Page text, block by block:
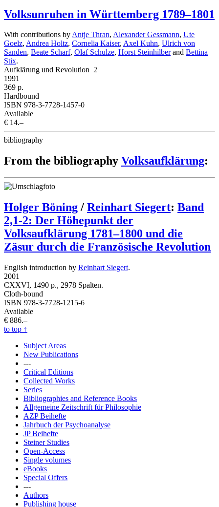
Volksunruhen in Württemberg 1789–1801
With contributions byAntje Thran, Alexander Gessmann, Ute
Goelz, Andrea Holtz, Cornelia Kaiser, Axel Kuhn, Ulrich von
Sanden, Beate Scharf, Olaf Schulze, Horst Steinhilberand Bettina
Stix.
Aufklärung und Revolution 2
1991
369 p.
Hardbound
ISBN 978-3-7728-1457-0
Available
€ 14.–
bibliography
From the bibliography Volksaufklärung:
Holger Böning / Reinhart Siegert: Band
2,1-2: Der Höhepunkt der
Volksaufklärung 1781–1800 und die
Zäsur durch die Französische Revolution
English introduction by Reinhart Siegert.
2001
CXXVI, 1490 p., 2978 Spalten.
Cloth-bound
ISBN 978-3-7728-1215-6
Available
€ 886.–
to top ↑
Subject Areas
New Publications
---
Critical Editions
Collected Works
Series
Bibliographies and Reference Books
Allgemeine Zeitschrift für Philosophie
AZP Beihefte
Jahrbuch der Psychoanalyse
JP Beihefte
Steiner Studies
Open-Access
Single volumes
eBooks
Special Offers
---
Authors
Publishing house